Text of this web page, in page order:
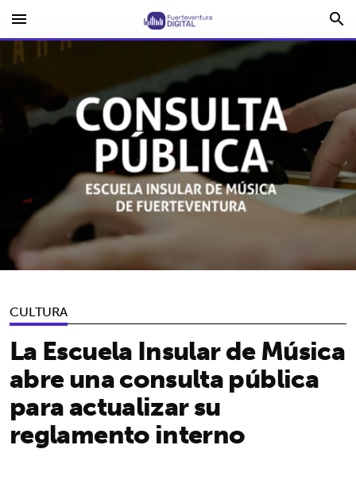
menu search
CULTURA
La Escuela Insular de Música
abre una consulta pública
para actualizar su
reglamento interno